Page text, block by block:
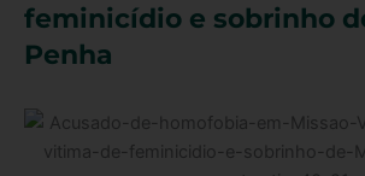
feminicídio e sobrinho
Penha